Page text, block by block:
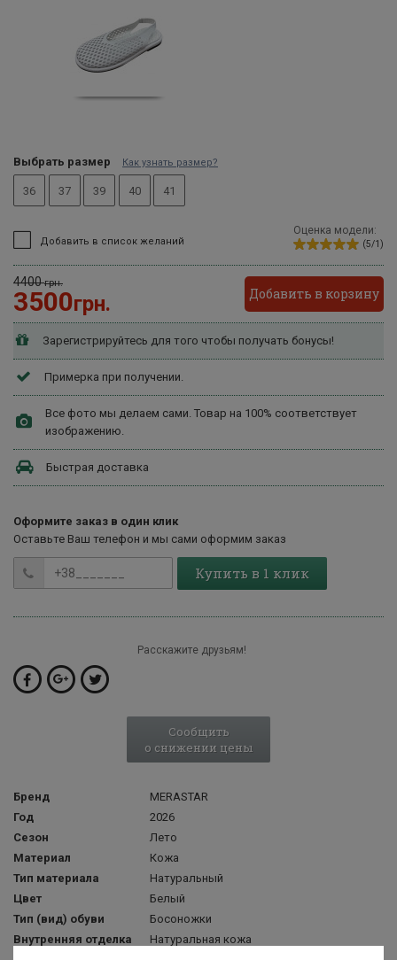
Выбрать размер Как узнать размер?
36 37 39 40 41
Добавить в список желаний
Оценка модели:
(5/1)
4400грн.
3500грн. Добавить в корзину
Зарегистрируйтесь для того чтобы получать бонусы!
Примерка при получении.
Все фото мы делаем сами. Товар на 100% соответствует
изображению.
Быстрая доставка
Оформите заказ в один клик
Оставьте Ваш телефон и мы сами оформим заказ
Купить в 1 клик
Расскажите друзьям!
Сообщить
о снижении цены
Бренд
MERASTAR
Год
2026
Сезон
Лето
Материал
Кожа
Тип материала
Натуральный
Цвет
Белый
Тип (вид) обуви
Босоножки
Внутренняя отделка
Натуральная кожа